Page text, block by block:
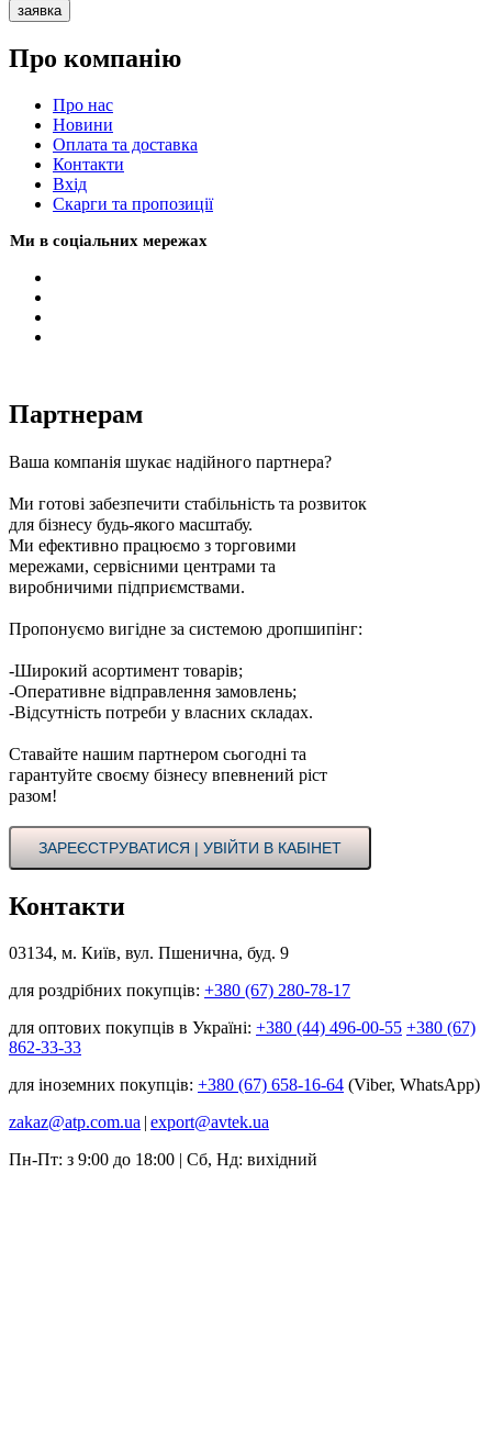
заявка
Про компанію
Про нас
Новини
Оплата та доставка
Контакти
Вхiд
Скарги та пропозиції
Ми в соціальних мережах
Партнерам
Ваша компанія шукає надійного партнера?
Ми готові забезпечити стабільність та розвиток
для бізнесу будь-якого масштабу.
Ми ефективно працюємо з торговими
мережами, сервісними центрами та
виробничими підприємствами.
Пропонуємо вигідне за системою дропшипінг:
-Широкий асортимент товарів;
-Оперативне відправлення замовлень;
-Відсутність потреби у власних складах.
Ставайте нашим партнером сьогодні та
гарантуйте своєму бізнесу впевнений ріст
разом!
ЗАРЕЄСТРУВАТИСЯ | УВІЙТИ В КАБІНЕТ
Контакти
03134, м. Київ, вул. Пшенична, буд. 9
для роздрібних покупців: +380 (67) 280-78-17
для оптових покупців в Україні: +380 (44) 496-00-55 +380 (67)
862-33-33
для іноземних покупців: +380 (67) 658-16-64 (Viber, WhatsApp)
zakaz@atp.com.ua | export@avtek.ua
Пн-Пт: з 9:00 до 18:00 | Сб, Нд: вихідний